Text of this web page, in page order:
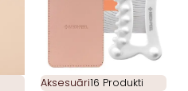
Aksesuāri16 Produkti